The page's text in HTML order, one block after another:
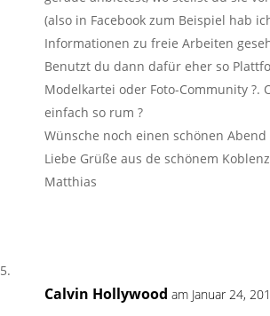
(also in Facebook zum Beispiel hab
Informationen zu freie Arbeiten
Benutzt du dann dafür eher so
Modelkartei oder Foto-Community ?.
einfach so rum ?
Wünsche noch einen schönen Abend
Liebe Grüße aus de schönem
Matthias
Calvin Hollywood am Januar 24,